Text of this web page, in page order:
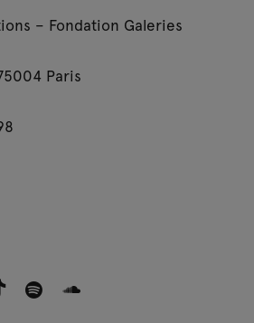
– Fondation Galeries
Paris